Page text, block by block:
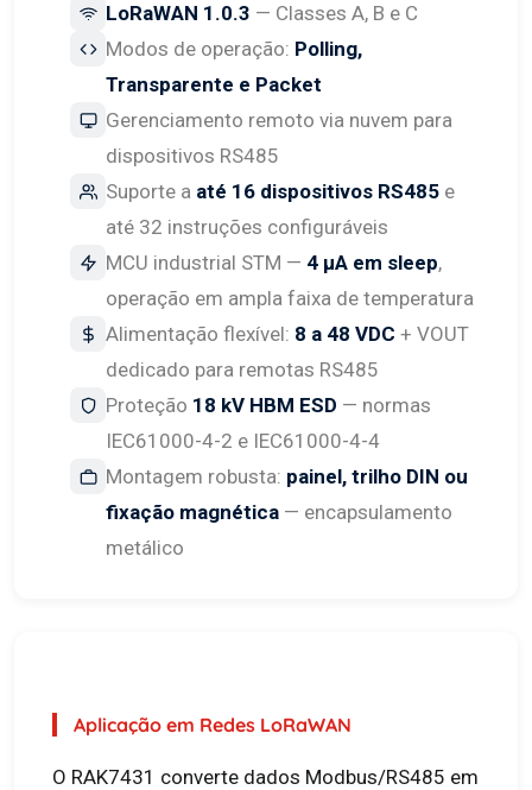
LoRaWAN 1.0.3 — Classes A, B e C
Modos de operação: Polling,
Transparente e Packet
Gerenciamento remoto via nuvem para
dispositivos RS485
Suporte a até 16 dispositivos RS485 e
até 32 instruções configuráveis
MCU industrial STM — 4 µA em sleep,
operação em ampla faixa de temperatura
Alimentação flexível: 8 a 48 VDC + VOUT
dedicado para remotas RS485
Proteção 18 kV HBM ESD — normas
IEC61000-4-2 e IEC61000-4-4
Montagem robusta: painel, trilho DIN ou
fixação magnética — encapsulamento
metálico
Aplicação em Redes LoRaWAN
O RAK7431 converte dados Modbus/RS485 em